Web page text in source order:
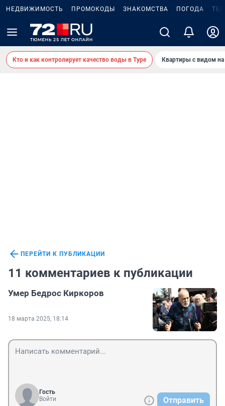
НЕДВИЖИМОСТЬ ПРОМОКОДЫ ЗНАКОМСТВА ПОГОДА
Кто и как контролирует качество воды в Туре Квартиры с видом на
ПЕРЕЙТИ К ПУБЛИКАЦИИ
11 комментариев к публикации
Умер Бедрос Киркоров
18 марта 2025, 18:14
Гость
Войти
Отправить